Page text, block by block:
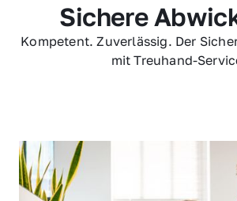
Sichere
Kompetent. Zuverlässig. Der
mit Treuhand-